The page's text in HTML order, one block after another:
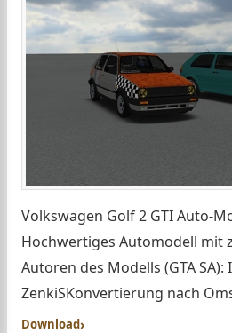
Volkswagen Golf 2 GTI Auto-
Hochwertiges Automodell mit
Autoren des Modells (GTA SA):
ZenkiSKonvertierung nach
Download